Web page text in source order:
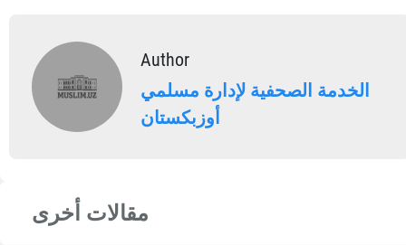
Author
الخدمة الصحفية لإدارة مسلمي
أوزبكستان
مقالات أخرى